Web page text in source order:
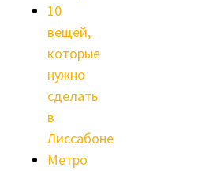
10
вещей,
которые
нужно
сделать
в
Лиссабоне
Метро